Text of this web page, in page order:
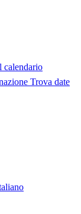
calendario
Trova date